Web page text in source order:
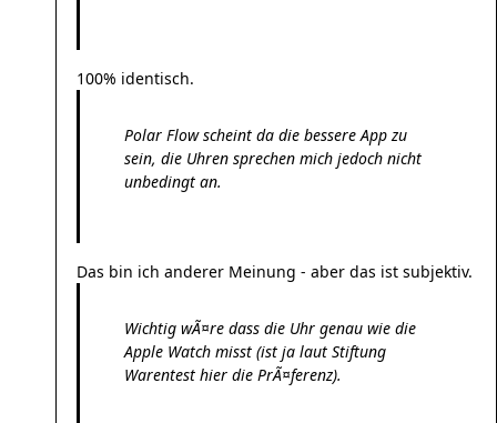
100% identisch.
Polar Flow scheint da die bessere App zu
sein, die Uhren sprechen mich jedoch nicht
unbedingt an.
Das bin ich anderer Meinung - aber das ist subjektiv.
Wichtig wÃ¤re dass die Uhr genau wie die
Apple Watch misst (ist ja laut Stiftung
Warentest hier die PrÃ¤ferenz).